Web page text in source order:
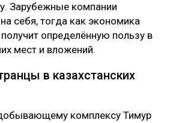
Зарубежные компании
себя, тогда как экономика
определённую пользу в
мест и вложений.
в казахстанских
комплексу Тимур